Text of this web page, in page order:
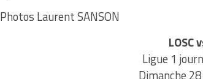
Photos Laurent SANSON
LOSC
Ligue 1
Dimanche